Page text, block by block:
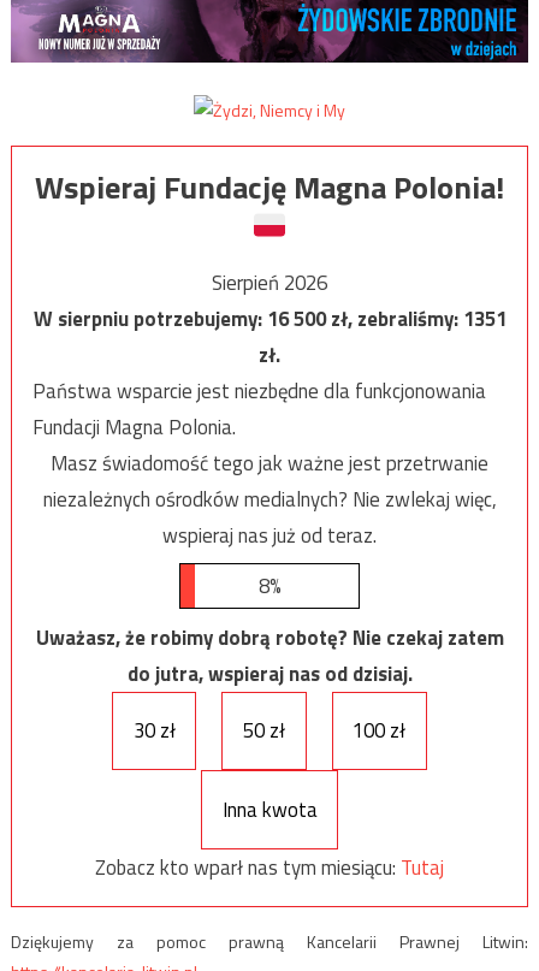
Wspieraj Fundację Magna Polonia!
Sierpień 2026
W sierpniu potrzebujemy:16 500zł, zebraliśmy:1351
zł.
Państwa wsparcie jest niezbędne dla funkcjonowania
Fundacji Magna Polonia.
Masz świadomość tego jak ważne jest przetrwanie
niezależnych ośrodków medialnych? Nie zwlekaj więc,
wspieraj nas już od teraz.
8%
Uważasz, że robimy dobrą robotę? Nie czekaj zatem
do jutra, wspieraj nas od dzisiaj.
30 zł
50 zł 100 zł
Inna kwota
Zobacz kto wparł nas tym miesiącu: Tutaj
Dziękujemy za pomoc prawną Kancelarii Prawnej Litwin: